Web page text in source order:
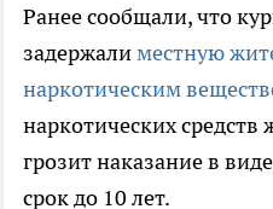
Ранее сообщали, что
задержалиместную
наркотическим
наркотических средств
грозит наказание в
срок до 10 лет.